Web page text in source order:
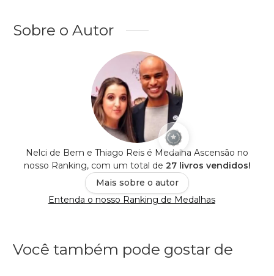
Sobre o Autor
Nelci de Bem e Thiago Reis é Medalha Ascensão no
nosso Ranking, com um total de 27 livros vendidos!
Mais sobre o autor
Entenda o nosso Ranking de Medalhas
Você também pode gostar de